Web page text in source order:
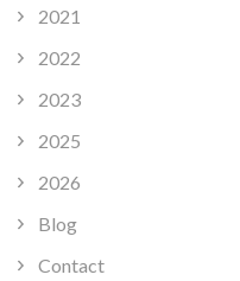
2021
2022
2023
2025
2026
Blog
Contact